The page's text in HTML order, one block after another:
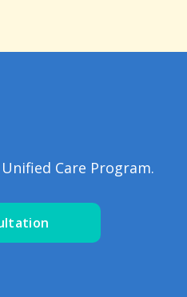
Care Program.